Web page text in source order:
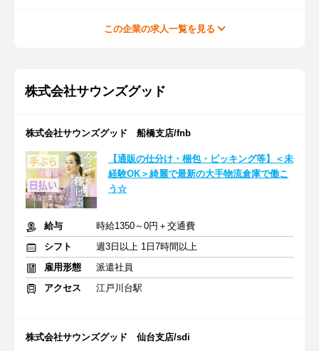
この企業の求人一覧を見る
株式会社サウンズグッド
株式会社サウンズグッド 船橋支店/fnb
【通販の仕分け・梱包・ピッキング等】＜未
経験OK＞綺麗で最新の大手物流倉庫で働こ
う☆
給与
時給1350～0円＋交通費
シフト
週3日以上 1日7時間以上
雇用形態
派遣社員
アクセス
江戸川台駅
株式会社サウンズグッド 仙台支店/sdi